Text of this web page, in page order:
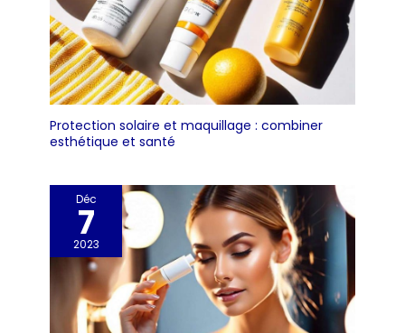
Protection solaire et maquillage : combiner
esthétique et santé
Déc
7
2023